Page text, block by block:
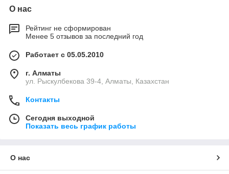
О нас
Рейтинг не сформирован
Менее 5 отзывов за последний год
Работает с 05.05.2010
г. Алматы
ул. Рыскулбекова 39-4, Алматы, Казахстан
Контакты
Сегодня выходной
Показать весь график работы
О нас